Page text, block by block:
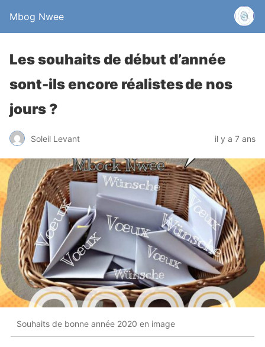
Mbog Nwee
Les souhaits de début d’année
sont-ils encore réalistes de nos
jours ?
Soleil Levant il y a 7 ans
Souhaits de bonne année 2020 en image